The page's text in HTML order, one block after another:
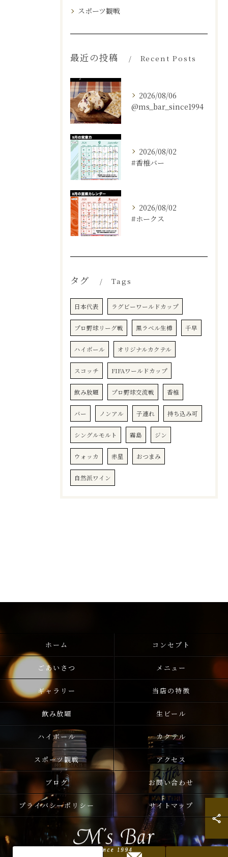
スポーツ観戦
最近の投稿 Recent Posts
2026/08/06
@ms_bar_since1994
2026/08/02
#香椎バー
2026/08/02
#ホークス
タグ Tags
日本代表 ラグビーワールドカップ
プロ野球リーグ戦 黒ラベル生樽 千早
ハイボール オリジナルカクテル
スコッチ FIFAワールドカップ
飲み放題 プロ野球交流戦 香椎
バー ノンアル 子連れ 持ち込み可
シングルモルト 霧島 ジン
ウォッカ 赤星 おつまみ
自然派ワイン
ホーム コンセプト
ごあいさつ メニュー
ギャラリー 当店の特徴
飲み放題 生ビール
ハイボール カクテル
スポーツ観戦 アクセス
ブログ お問い合わせ
プライバシーポリシー サイトマップ